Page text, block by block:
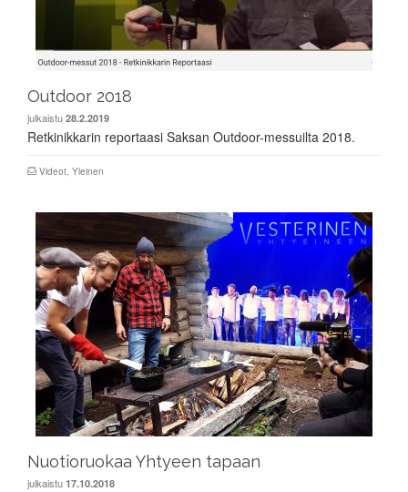
Outdoor 2018
julkaistu 28.2.2019
Retkinikkarin reportaasi Saksan Outdoor-messuilta 2018.
Videot, Yleinen
Nuotioruokaa Yhtyeen tapaan
julkaistu 17.10.2018